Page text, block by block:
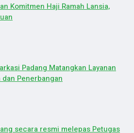
Komitmen Haji Ramah Lansia,
Padang Matangkan Layanan
Penerbangan
secara resmi melepas Petugas